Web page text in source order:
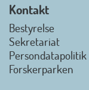
Kontakt
Bestyrelse
Sekretariat
Persondatapolitik
Forskerparken